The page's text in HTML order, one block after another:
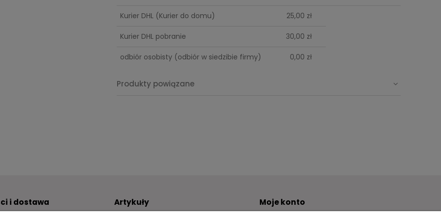
Cena nie zawiera ewentualnych
Kurier DHL(Kurier do domu) 25,00 zł
Kurier DHL pobranie 30,00 zł
odbiór osobisty(odbiór w siedzibie firmy) 0,00 zł
Produkty powiązane
i dostawa Artykuły Moje konto